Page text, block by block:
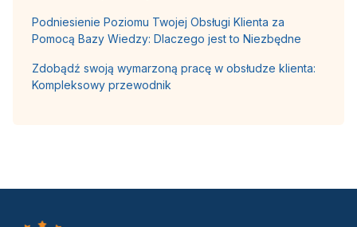
Podniesienie Poziomu Twojej Obsługi Klienta za
Pomocą Bazy Wiedzy: Dlaczego jest to Niezbędne
Zdobądź swoją wymarzoną pracę w obsłudze klienta:
Kompleksowy przewodnik